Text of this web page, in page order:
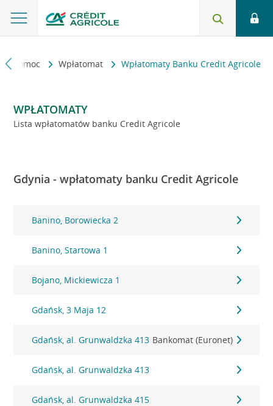
i pomoc Wpłatomat Wpłatomaty Banku Credit Agricole
WPŁATOMATY
Lista wpłatomatów banku Credit Agricole
Gdynia - wpłatomaty banku Credit Agricole
Banino, Borowiecka 2
Banino, Startowa 1
Bojano, Mickiewicza 1
Gdańsk, 3 Maja 12
Gdańsk, al. Grunwaldzka 413 Bankomat (Euronet)
Gdańsk, al. Grunwaldzka 413
Gdańsk, al. Grunwaldzka 415